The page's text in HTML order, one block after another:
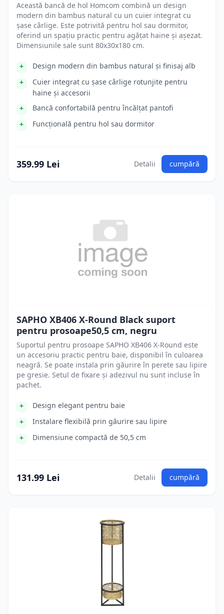
Această bancă de hol Homcom combină un design
modern din bambus natural cu un cuier integrat cu
șase cârlige. Este potrivită pentru hol sau dormitor,
oferind un spațiu practic pentru agățat haine și așezat.
Dimensiunile sale sunt 80x30x180 cm.
Design modern din bambus natural și finisaj alb
Cuier integrat cu șase cârlige rotunjite pentru
haine și accesorii
Bancă confortabilă pentru încălțat pantofi
Funcțională pentru hol sau dormitor
359.99 Lei Detalii cumpără
SAPHO XB406 X-Round Black suport
pentru prosoape50,5 cm, negru
Suportul pentru prosoape SAPHO XB406 X-Round este
un accesoriu practic pentru baie, disponibil în culoarea
neagră. Se poate instala prin găurire în perete sau lipire
pe gresie. Setul de fixare și adezivul nu sunt incluse în
pachet.
Design elegant pentru baie
Instalare flexibilă prin găurire sau lipire
Dimensiune compactă de 50,5 cm
131.99 Lei Detalii cumpără